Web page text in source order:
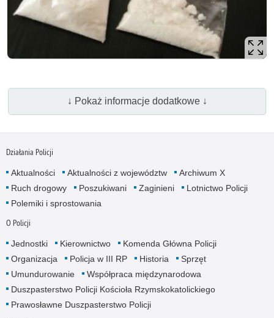
↓ Pokaż informacje dodatkowe ↓
Działania Policji
Aktualności Aktualności z województw
Archiwum X
Ruch drogowy
Poszukiwani Zaginieni
Lotnictwo Policji
Polemiki i sprostowania
O Policji
Jednostki Kierownictwo
Komenda Główna Policji
Organizacja
Policja w III RP Historia
Sprzęt
Umundurowanie
Współpraca międzynarodowa
Duszpasterstwo Policji Kościoła Rzymskokatolickiego
Prawosławne Duszpasterstwo Policji